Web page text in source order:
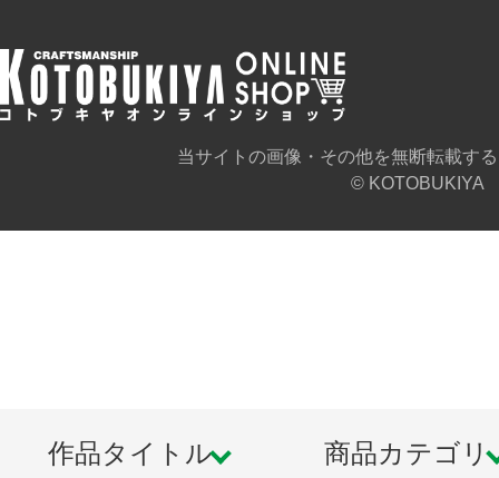
当サイトの画像・その他を無断転載す
© KOTOBUKIYA
作品タイトル 商品カテゴリ